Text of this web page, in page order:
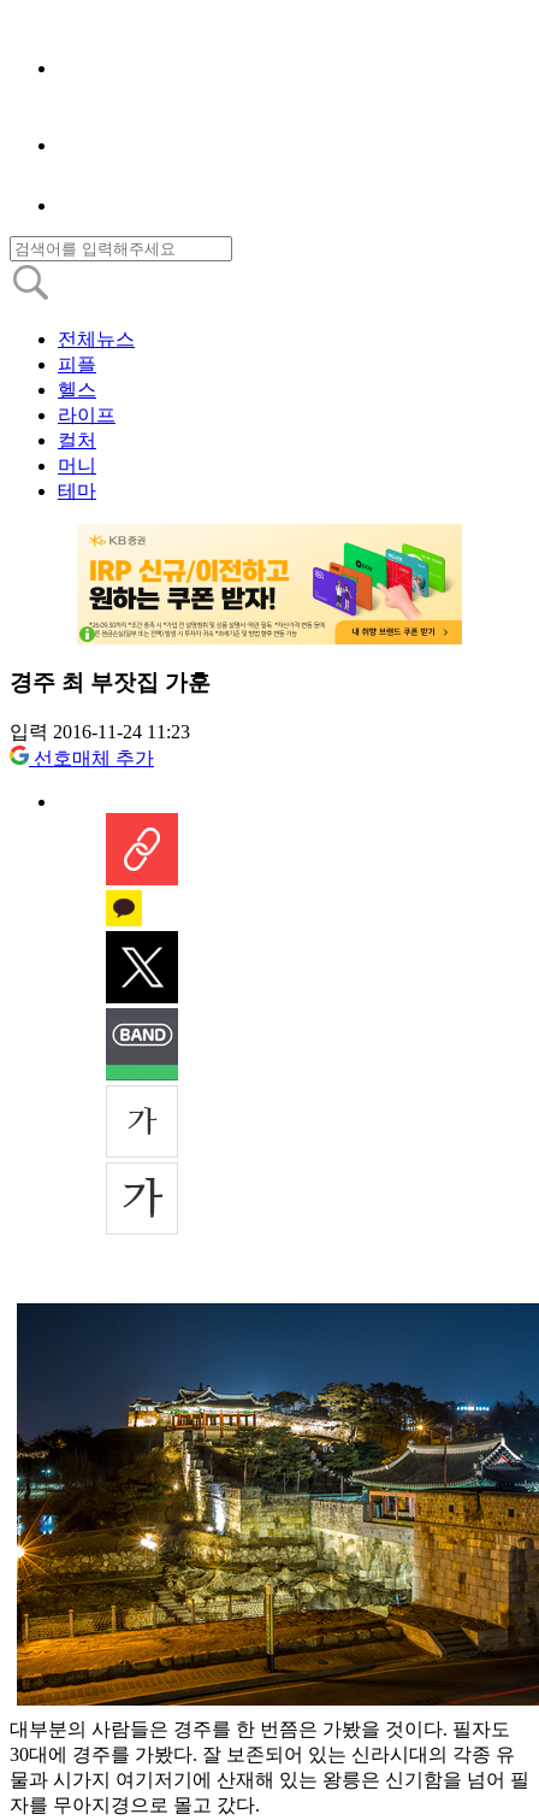
전체뉴스
피플
헬스
라이프
컬처
머니
테마
경주 최 부잣집 가훈
입력 2016-11-24 11:23
선호매체 추가
대부분의 사람들은 경주를 한 번쯤은 가봤을 것이다. 필자도
30대에 경주를 가봤다. 잘 보존되어 있는 신라시대의 각종 유
물과 시가지 여기저기에 산재해 있는 왕릉은 신기함을 넘어 필
자를 무아지경으로 몰고 갔다.